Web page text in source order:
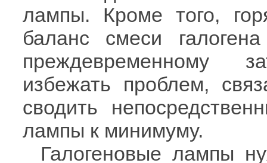
лампы. Кроме того,
баланс смеси
преждевременному
избежать проблем,
сводить
лампы к минимуму.
Галогеновые лампы